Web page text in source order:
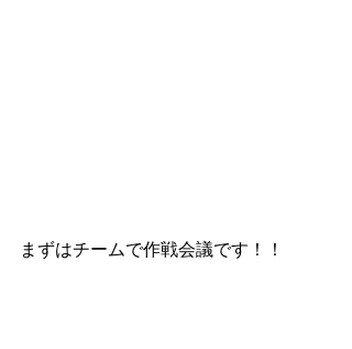
まずはチームで作戦会議です！！